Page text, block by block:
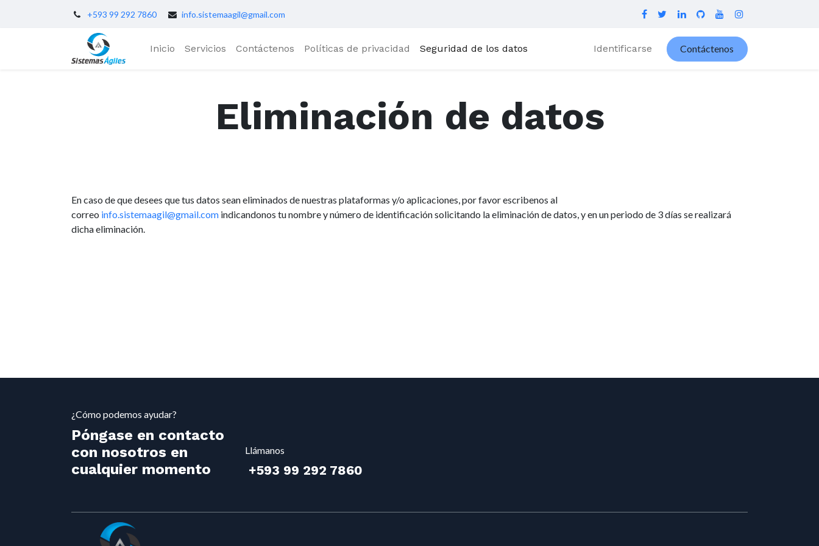
+593 99 292 7860 info.sistemaagil@gmail.com
Inicio Servicios Contáctenos Políticas de privacidad Seguridad de los datos Identificarse Contáctenos
Eliminación de datos
En caso de que desees que tus datos sean eliminados de nuestras plataformas y/o aplicaciones, por favor escribenos al
correo info.sistemaagil@gmail.com indicandonos tu nombre y número de identificación solicitando la eliminación de datos, y en un periodo de 3 días se realizará
dicha eliminación.
¿Cómo podemos ayudar?
Póngase en contacto
con nosotros en
cualquier momento
Llámanos
+593 99 292 7860